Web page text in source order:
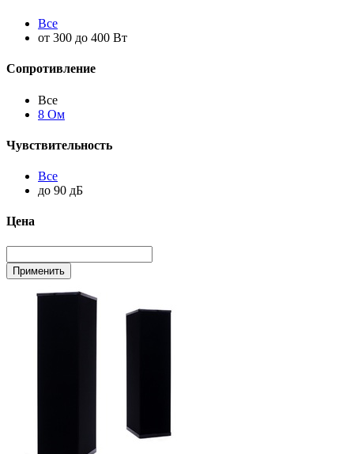
Все
от 300 до 400 Вт
Сопротивление
Все
8 Ом
Чувствительность
Все
до 90 дБ
Цена